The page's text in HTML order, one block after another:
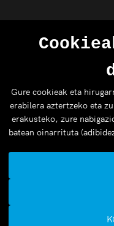
Gure cookieak eta
erabilera aztertzeko eta
erakusteko, zure
batean oinarrituta